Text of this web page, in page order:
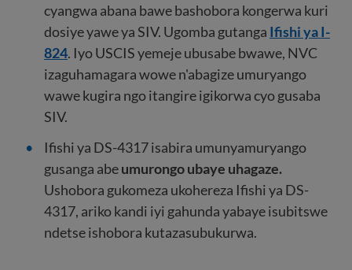
cyangwa abana bawe bashobora kongerwa kuri
dosiye yawe ya SIV. Ugomba gutanga Ifishi ya I-
824. Iyo USCIS yemeje ubusabe bwawe, NVC
izaguhamagara wowe n'abagize umuryango
wawe kugira ngo itangire igikorwa cyo gusaba
SIV.
Ifishi ya DS-4317 isabira umunyamuryango
gusanga abeumurongo ubaye uhagaze.
Ushobora gukomeza ukohereza Ifishi ya DS-
4317, ariko kandi iyi gahunda yabaye isubitswe
ndetse ishobora kutazasubukurwa.